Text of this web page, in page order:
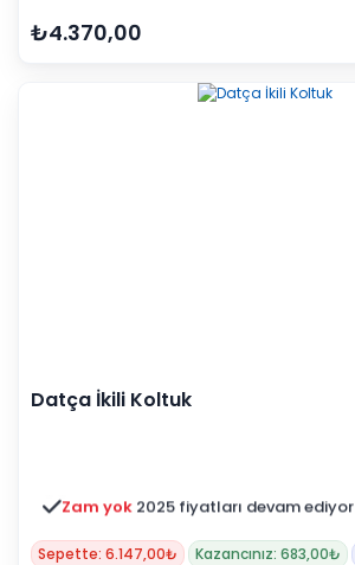
₺4.370,00
Datça İkili Koltuk
Zam yok 2025 fiyatları devam ediyor
Sepette: 6.147,00₺ Kazancınız: 683,00₺